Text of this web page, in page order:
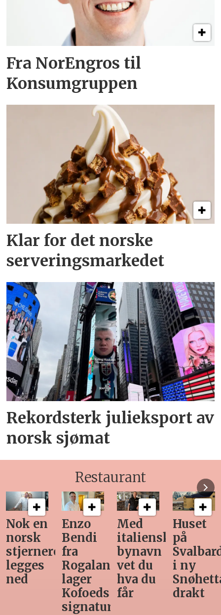
Fra NorEngros til
Konsumgruppen
Klar for det norske
serveringsmarkedet
Rekordsterk julieksport av
norsk sjømat
Restaurant
Nok en
norsk
stjernerestaurant
legges
ned
Enzo
Bendi
fra
Rogaland
lager
Kofoeds
signaturrett
Med
italiensk
bynavn
vet du
hva du
får
Huset
på
i ny
drakt